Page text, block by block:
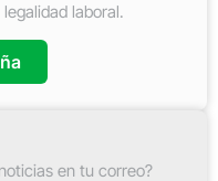
laboral.
en tu correo?